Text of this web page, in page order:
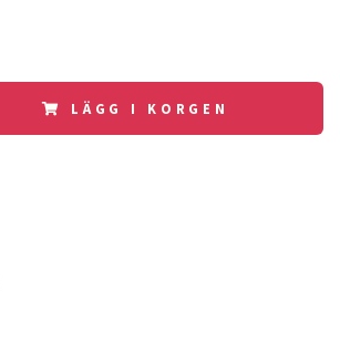
LÄGG I KORGEN